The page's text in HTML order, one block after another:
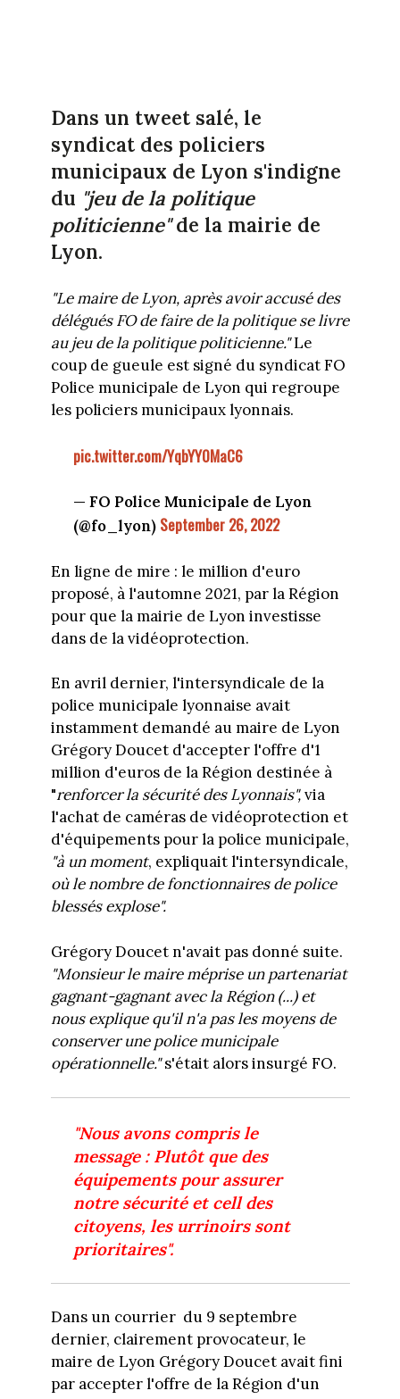
Dans un tweet salé, le
syndicat des policiers
municipaux de Lyon s'indigne
du "jeu de la politique
politicienne"de la mairie de
Lyon.
"Le maire de Lyon, après avoir accusé des
délégués FO de faire de la politique se livre
au jeu de la politique politicienne."Le
coup de gueule est signé du syndicat FO
Police municipale de Lyon qui regroupe
les policiers municipaux lyonnais.
pic.twitter.com/YqbYY0MaC6
— FO Police Municipale de Lyon
(@fo_lyon) September 26, 2022
En ligne de mire : le million d'euro
proposé, à l'automne 2021, par la Région
pour que la mairie de Lyon investisse
dans de la vidéoprotection.
En avril dernier, l'intersyndicale de la
police municipale lyonnaise avait
instamment demandé au maire de Lyon
Grégory Doucet d'accepter l'offre d'1
million d'euros de la Région destinée à
"renforcer la sécurité des Lyonnais",via
l'achat de caméras de vidéoprotection et
d'équipements pour la police municipale,
"à un moment, expliquait l'intersyndicale,
où le nombre de fonctionnaires de police
blessés explose".
Grégory Doucet n'avait pas donné suite.
"Monsieur le maire méprise un partenariat
gagnant-gagnant avec la Région (...) et
nous explique qu'il n'a pas les moyens de
conserver une police municipale
opérationnelle."s'était alors insurgé FO.
"Nous avons compris le
message : Plutôt que des
équipements pour assurer
notre sécurité et cell des
citoyens, les urrinoirs sont
prioritaires".
Dans un courrier du 9 septembre
dernier, clairement provocateur, le
maire de Lyon Grégory Doucet avait fini
par accepter l'offre de la Région d'un